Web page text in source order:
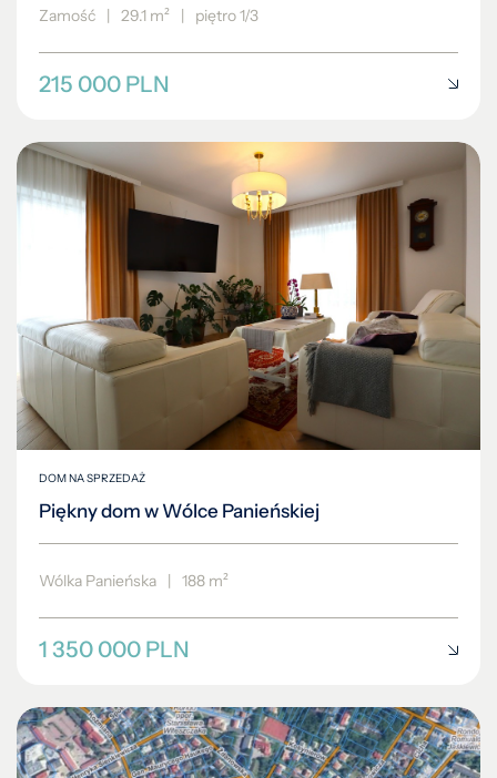
Zamość | 29.1 m² | piętro 1/3
215 000 PLN
DOM NA SPRZEDAŻ
Piękny dom w Wólce Panieńskiej
Wólka Panieńska 188 m²
1 350 000 PLN